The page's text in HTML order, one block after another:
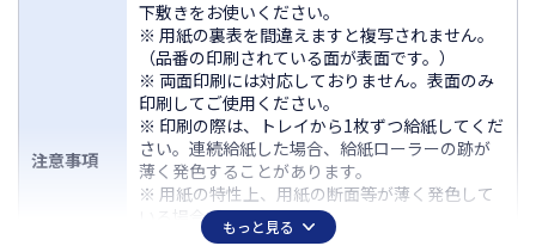
注意事項
下敷きをお使いください。
※ 用紙の裏表を間違えますと複写されません。
（品番の印刷されている面が表面です。）
※ 両面印刷には対応しておりません。表面のみ
印刷してご使用ください。
※ 印刷の際は、トレイから1枚ずつ給紙してくだ
さい。連続給紙した場合、給紙ローラーの跡が
薄く発色することがあります。
※ 用紙の特性上、用紙の断面等が薄く発色して
いる場合があります。
※ ノーカーボン紙は化学反応で発色しますの
もっと見る